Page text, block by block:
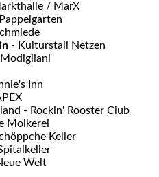
/ MarX
- Kulturstall Netzen
Inn
- Rockin' Rooster Club
Molkerei
Keller
Welt